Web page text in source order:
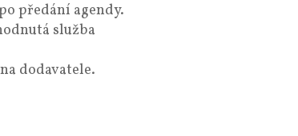
předání agendy.
služba
dodavatele.